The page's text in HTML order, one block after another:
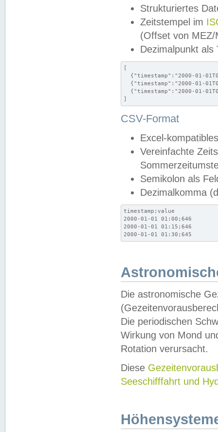
Strukturiertes
Zeitstempel im
(Offset von MEZ/
Dezimalpunkt als
[
{"timestamp":"2000-01-
{"timestamp":"2000-01-
{"timestamp":"2000-01-
]
CSV-Format
Excel-
Vereinfachte
Semikolon als
Dezimalkomma
timestamp;value
2000-01-01 01:00;646
2000-01-01 01:15;646
2000-01-01 01:30;645
Die astronomische
Die periodischen
Wirkung von Mond
Rotation verursacht.
Diese
Seeschifffahrt und